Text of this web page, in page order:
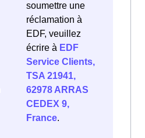
soumettre une
réclamation à
EDF, veuillez
écrire à EDF
Service Clients,
TSA 21941,
62978 ARRAS
CEDEX 9,
France.